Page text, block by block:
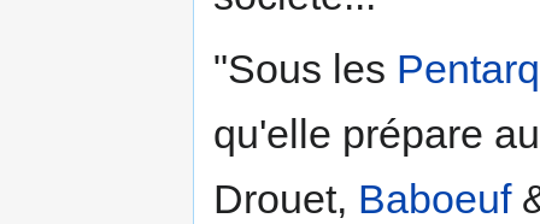
"Sous les
qu'elle prépare
Drouet, Baboeuf